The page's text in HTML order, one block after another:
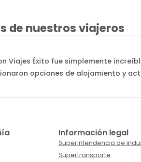
de nuestros viajeros
Viajes Éxito fue simplemente
opciones de alojamiento y
Información legal
Superintendencia de
Supertransporte